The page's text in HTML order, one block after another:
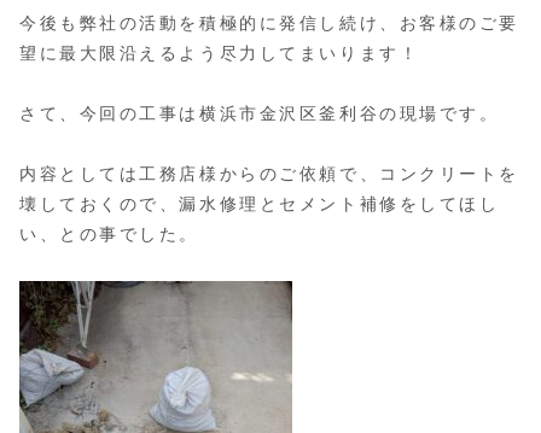
今後も弊社の活動を積極的に発信し続け、お客様のご要
望に最大限沿えるよう尽力してまいります！
さて、今回の工事は横浜市金沢区釜利谷の現場です。
内容としては工務店様からのご依頼で、コンクリートを
壊しておくので、漏水修理とセメント補修をしてほし
い、との事でした。